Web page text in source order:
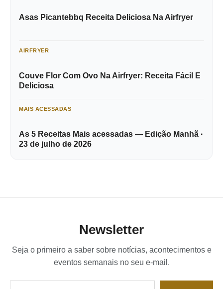
Asas Picantebbq Receita Deliciosa Na Airfryer
AIRFRYER
Couve Flor Com Ovo Na Airfryer: Receita Fácil E
Deliciosa
MAIS ACESSADAS
As 5 Receitas Mais acessadas — Edição Manhã ·
23 de julho de 2026
Newsletter
Seja o primeiro a saber sobre notícias, acontecimentos e
eventos semanais no seu e-mail.
Digite seu e-mail…